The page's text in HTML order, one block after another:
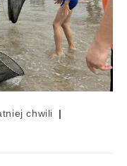
chwili